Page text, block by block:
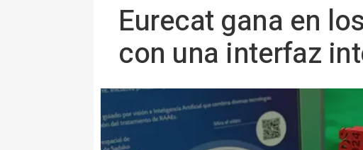
Eurecat gana en
con una interfaz